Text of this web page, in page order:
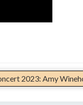
2023: Amy